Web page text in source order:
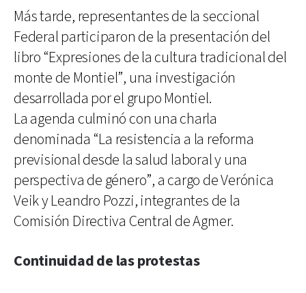
Más tarde, representantes de la seccional
Federal participaron de la presentación del
libro “Expresiones de la cultura tradicional del
monte de Montiel”, una investigación
desarrollada por el grupo Montiel.
La agenda culminó con una charla
denominada “La resistencia a la reforma
previsional desde la salud laboral y una
perspectiva de género”, a cargo de Verónica
Veik y Leandro Pozzi, integrantes de la
Comisión Directiva Central de Agmer.
Continuidad de las protestas